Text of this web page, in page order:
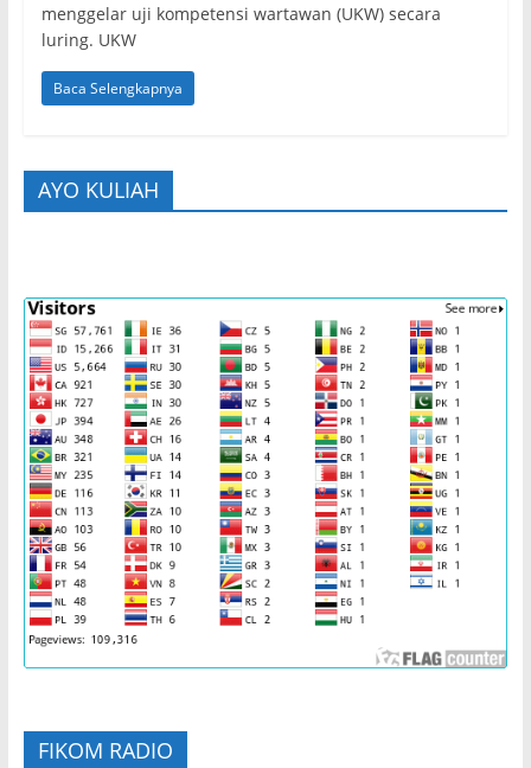
menggelar uji kompetensi wartawan (UKW) secara
luring. UKW
Baca Selengkapnya
AYO KULIAH
FIKOM RADIO